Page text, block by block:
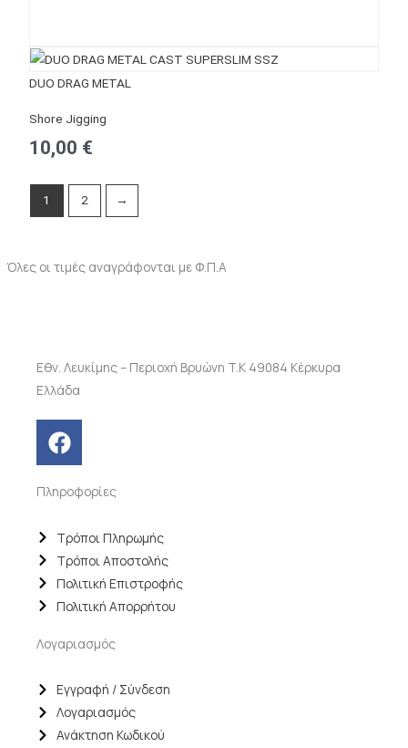
DUO DRAG METAL
Shore Jigging
10,00 €
1 2 →
Όλες οι τιμές αναγράφονται με Φ.Π.Α
Εθν. Λευκίμης – Περιοχή Βρυώνη T.K 49084 Κέρκυρα
Ελλάδα
F
a
c
e
o
o
k
Πληροφορίες
Τρόποι Πληρωμής
Τρόποι Αποστολής
Πολιτική Επιστροφής
Πολιτική Απορρήτου
Λογαριασμός
Εγγραφή / Σύνδεση
Λογαριασμός
Ανάκτηση Κωδικού